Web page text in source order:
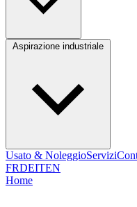
Usato & NoleggioServizi
FRDEITEN
Home